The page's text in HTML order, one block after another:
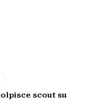
scout su